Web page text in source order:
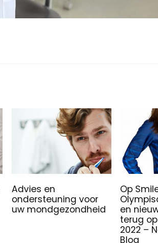
Advies en
ondersteuning voor
uw mondgezondheid
Op
en
terug
2022 –
Blog